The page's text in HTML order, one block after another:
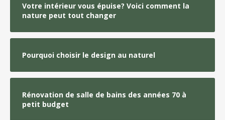
Votre intérieur vous épuise? Voici comment la
nature peut tout changer
Pourquoi choisir le design au naturel
Rénovation de salle de bains des années 70 à
petit budget